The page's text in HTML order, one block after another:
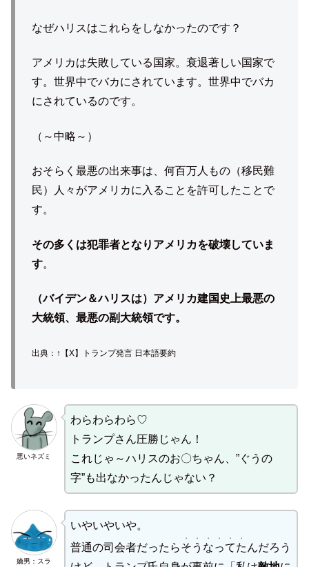
なぜハリスはこれらをしなかったのです？
アメリカは失敗している国家。衰退著しい国家で
す。世界中でバカにされています。世界中でバカ
にされているのです。
（～中略～）
おそらく最悪の出来事は、何百万人もの（移民難
民）人々がアメリカに入ることを許可したことで
す。
その多くは犯罪者となりアメリカを破壊していま
す。
（バイデン＆ハリスは）アメリカ建国史上最悪の
大統領、最悪の副大統領です。
出典：↑【X】トランプ発言 日本語要約
悪いネズミ
わらわらわら♡
トランプさん圧勝じゃん！
これじゃ～ハリスのお〇ちゃん、”ぐうの
字”も出なかったんじゃない？
嫡男：スラ
いやいやいや。
普通の司会者だったらそうなってた
・・・・・・
んだろう